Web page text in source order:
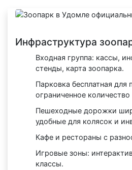
Инфраструктура
Входная группа: кассы,
стенды, карта зоопарка.
Парковка бесплатная для
ограниченное
Пешеходные дорожки
удобные для колясок и
Кафе и рестораны с
Игровые зоны:
классы.